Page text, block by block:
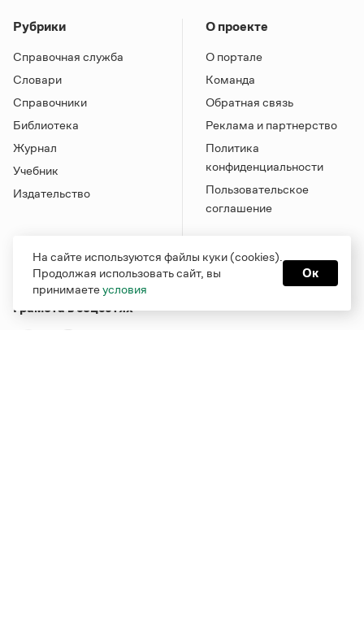
Рубрики
Справочная служба
Словари
Справочники
Библиотека
Журнал
Учебник
Издательство
О проекте
О портале
Команда
Обратная связь
Реклама и партнерство
Политика
конфиденциальности
Пользовательское
соглашение
Грамота в соцсетях
На сайте используются файлы куки (cookies).
Продолжая использовать сайт, вы
принимаетеусловия
Ок